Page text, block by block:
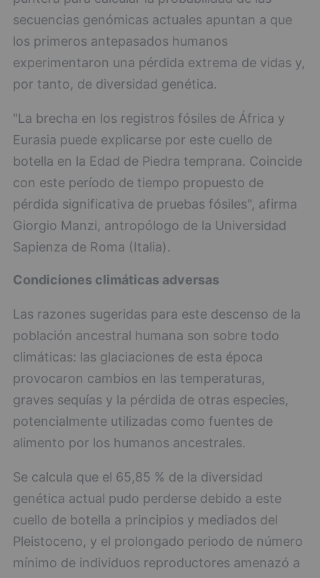
secuencias genómicas actuales apuntan a que
los primeros antepasados humanos
experimentaron una pérdida extrema de vidas y,
por tanto, de diversidad genética.
"La brecha en los registros fósiles de África y
Eurasia puede explicarse por este cuello de
botella en la Edad de Piedra temprana. Coincide
con este período de tiempo propuesto de
pérdida significativa de pruebas fósiles", afirma
Giorgio Manzi, antropólogo de la Universidad
Sapienza de Roma (Italia).
Condiciones climáticas adversas
Las razones sugeridas para este descenso de la
población ancestral humana son sobre todo
climáticas: las glaciaciones de esta época
provocaron cambios en las temperaturas,
graves sequías y la pérdida de otras especies,
potencialmente utilizadas como fuentes de
alimento por los humanos ancestrales.
Se calcula que el 65,85 % de la diversidad
genética actual pudo perderse debido a este
cuello de botella a principios y mediados del
Pleistoceno, y el prolongado periodo de número
mínimo de individuos reproductores amenazó a